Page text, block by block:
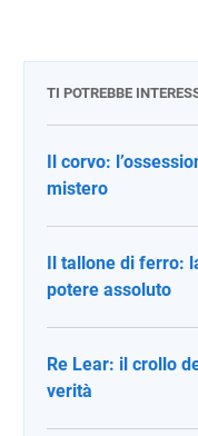
TI POTREBBE
Il corvo:
mistero
Il tallone di ferro:
potere assoluto
Re Lear: il crollo
verità